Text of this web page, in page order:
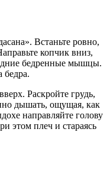
Встаньте ровно,
копчик вниз,
бедренные мышцы.
бедра.
Раскройте грудь,
дышать, ощущая, как
направляйте голову
этом плеч и стараясь